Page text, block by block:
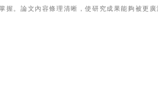
。論文內容條理清晰，使研究成果能夠被更